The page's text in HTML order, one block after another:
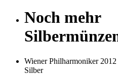
Noch mehr
Wiener Philharmoniker
Silber